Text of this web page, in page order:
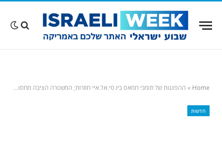
Home
» ההפגנות של תומכי חמאס ביו.סי.אל.איי חוזרות; המשטרה הציבה מחסומים בלב האוניברסיטה מחשש למהומות
חדשות